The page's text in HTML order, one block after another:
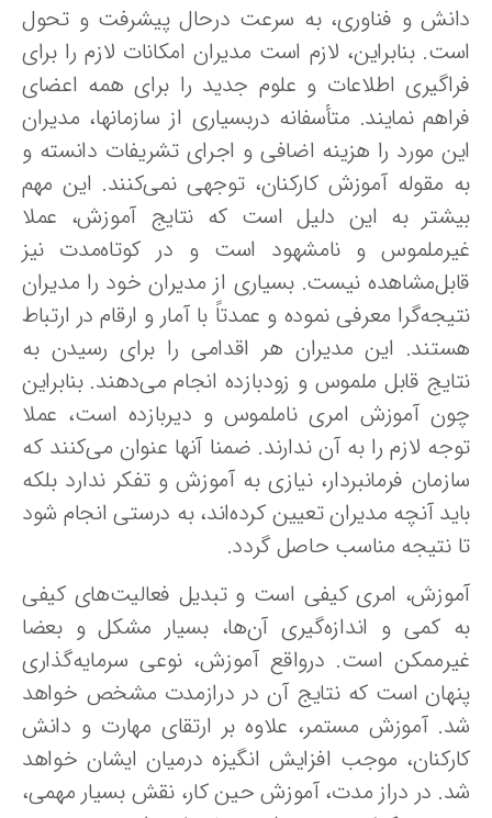
و فناوری، به سرعت درحال پیشرفت و تحول
بنابراین، لازم‌ است‌ مدیران‌ امکانات‌ لازم‌ را برای‌
اطلاعات‌ و علوم‌ جدید را برای همه اعضای
نمایند. متأسفانه‌ دربسیاری‌ از سازمانها، مدیران‌
مورد را هزینه اضافی و اجرای تشریفات دانسته و
مقوله آموزش‌ کارکنان‌، توجهی نمی‌کنند. این مهم
به این دلیل است که نتایج‌ آموزش، عملا‌
و نامشهود است‌ و در کوتاه‌مدت نیز
نیست. بسیاری از مدیران خود را مدیران‌
معرفی نموده و عمدتاً‌ با آمار و ارقام‌ در ارتباط
این مدیران هر اقدامی را برای‌ رسیدن‌ به‌
قابل‌ ملموس‌ و زودبازده انجام‌ می‌دهند. بنابراین
آموزش امری ناملموس و دیربازده است، عملا
لازم‌ را به آن ندارند. ضمنا آنها عنوان می‌کنند که
فرمانبردار، نیازی به آموزش و تفکر ندارد بلکه
آنچه مدیران تعیین کرده‌اند، به درستی انجام شود
نتیجه مناسب حاصل گردد.
امری کیفی‌ است‌ و تبدیل‌ فعالیت‌های‌ کیفی‌
کمی‌ و اندازه‌گیری‌ آن‌ها، بسیار مشکل‌ و بعضا
است. درواقع‌ آموزش، نوعی‌ سرمایه‌گذاری‌
است‌ که‌ نتایج‌ آن‌ در درازمدت‌ مشخص‌ خواهد
آموزش‌ مستمر، علاوه‌ بر ارتقای‌ مهارت‌ و دانش‌
موجب‌ افزایش‌ انگیزه‌ درمیان ایشان خواهد
در دراز مدت، آموزش حین کار، نقش بسیار مهمی،